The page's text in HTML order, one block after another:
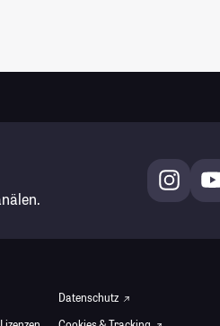
Datenschutz